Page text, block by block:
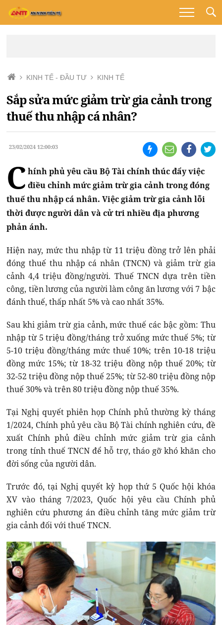
KINH TẾ - ĐẦU TƯ KINH TẾ
Sắp sửa mức giảm trừ gia cảnh trong
thuế thu nhập cá nhân?
23/02/2024 12:00:03
C hính phủ yêu cầu Bộ Tài chính thúc đẩy việc
điều chỉnh mức giảm trừ gia cảnh trong đóng
thuế thu nhập cá nhân. Việc giảm trừ gia cảnh lỗi
thời được người dân và cử tri nhiều địa phương
phản ánh.
Hiện nay, mức thu nhập từ 11 triệu đồng trở lên phải
đóng thuế thu nhập cá nhân (TNCN) và giảm trừ gia
cảnh 4,4 triệu đồng/người. Thuế TNCN dựa trên tiền
công, tiền lương của người làm công ăn lương với 7 bậc
đánh thuế, thấp nhất 5% và cao nhất 35%.
Sau khi giảm trừ gia cảnh, mức thuế các bậc gồm: Thu
nhập từ 5 triệu đồng/tháng trở xuống mức thuế 5%; từ
5-10 triệu đồng/tháng mức thuế 10%; trên 10-18 triệu
đồng mức 15%; từ 18-32 triệu đồng nộp thuế 20%; từ
32-52 triệu đồng nộp thuế 25%; từ 52-80 triệu đồng nộp
thuế 30% và trên 80 triệu đồng nộp thuế 35%.
Tại Nghị quyết phiên họp Chính phủ thường kỳ tháng
1/2024, Chính phủ yêu cầu Bộ Tài chính nghiên cứu, đề
xuất Chính phủ điều chỉnh mức giảm trừ gia cảnh
trong tính thuế TNCN để hỗ trợ, tháo gỡ khó khăn cho
đời sống của người dân.
Trước đó, tại Nghị quyết kỳ họp thứ 5 Quốc hội khóa
XV vào tháng 7/2023, Quốc hội yêu cầu Chính phủ
nghiên cứu phương án điều chỉnh tăng mức giảm trừ
gia cảnh đối với thuế TNCN.